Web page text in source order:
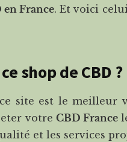
France. Et voici
shop de CBD ?
site est le meilleur
votre CBD France
et les services